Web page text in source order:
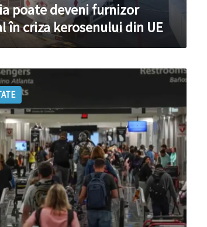
poate deveni furnizor
în criza kerosenului din UE